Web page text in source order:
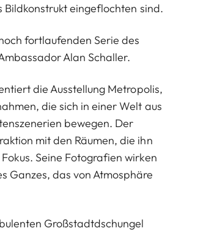
© Alan Schaller, Southwark
eingeflochten sind.
fortlaufenden Serie des
Alan Schaller.
die Ausstellung Metropolis,
die sich in einer Welt aus
bewegen. Der
mit den Räumen, die ihn
Seine Fotografien wirken
Ganzes, das von Atmosphäre
Großstadtdschungel